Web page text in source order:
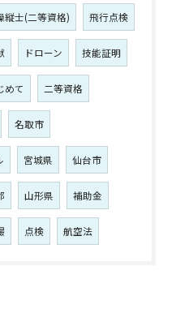
縦士(二等資格) 飛行点検
ドローン 技能証明
めて 二等資格
名取市
宮城県 仙台市
山形県 補助金
点検 航空法